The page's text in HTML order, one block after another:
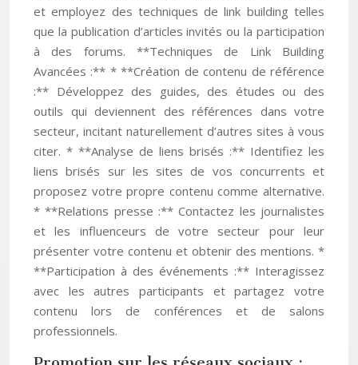
et employez des techniques de link building telles
que la publication d’articles invités ou la participation
à des forums. **Techniques de Link Building
Avancées :** * **Création de contenu de référence
:** Développez des guides, des études ou des
outils qui deviennent des références dans votre
secteur, incitant naturellement d’autres sites à vous
citer. * **Analyse de liens brisés :** Identifiez les
liens brisés sur les sites de vos concurrents et
proposez votre propre contenu comme alternative.
* **Relations presse :** Contactez les journalistes
et les influenceurs de votre secteur pour leur
présenter votre contenu et obtenir des mentions. *
**Participation à des événements :** Interagissez
avec les autres participants et partagez votre
contenu lors de conférences et de salons
professionnels.